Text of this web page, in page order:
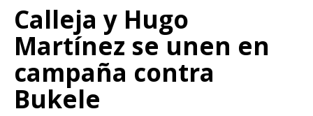
Calleja y Hugo
Martínez se unen en
campaña contra
Bukele